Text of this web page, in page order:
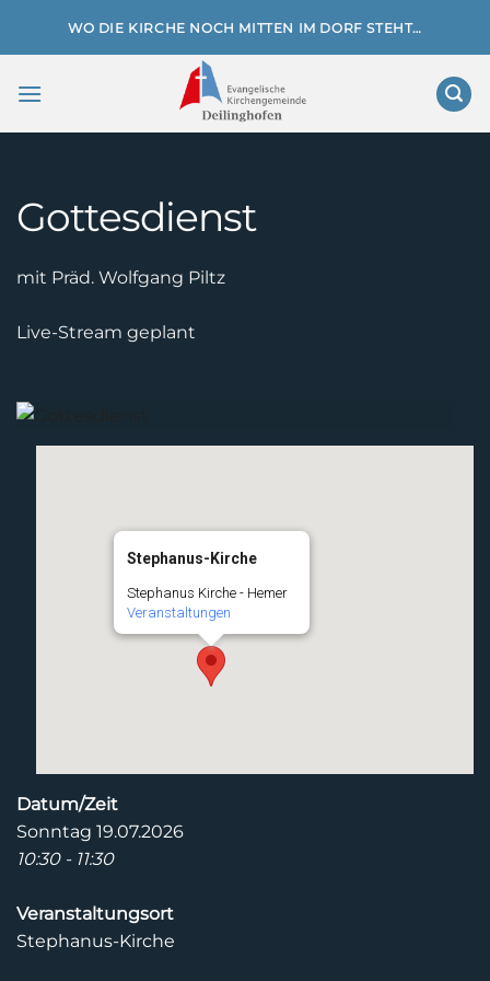
WO DIE KIRCHE NOCH MITTEN IM DORF STEHT…
Gottesdienst
mit Präd. Wolfgang Piltz
Live-Stream geplant
Stephanus-Kirche
Stephanus Kirche - Hemer
Veranstaltungen
Datum/Zeit
Sonntag 19.07.2026
10:30 - 11:30
Veranstaltungsort
Stephanus-Kirche